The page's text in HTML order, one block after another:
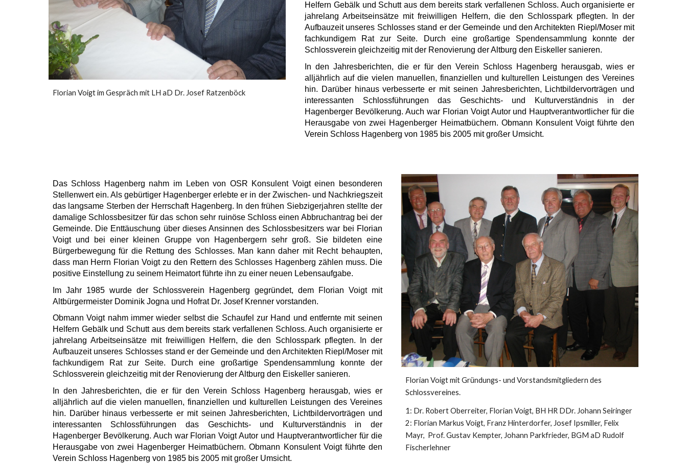
Florian Voigt im Gespräch mit LH aD Dr. Josef Ratzenböck
Helfern Gebälk und Schutt aus dem bereits stark verfallenen Schloss. Auch organisierte er
jahrelang Arbeitseinsätze mit freiwilligen Helfern, die den Schlosspark pflegten. In der
Aufbauzeit unseres Schlosses stand er der Gemeinde und den Architekten Riepl/Moser mit
fachkundigem Rat zur Seite. Durch eine großartige Spendensammlung konnte der
Schlossverein gleichzeitig mit der Renovierung der Altburg den Eiskeller sanieren.
In den Jahresberichten, die er für den Verein Schloss Hagenberg herausgab, wies er
alljährlich auf die vielen manuellen, finanziellen und kulturellen Leistungen des Vereines
hin. Darüber hinaus verbesserte er mit seinen Jahresberichten, Lichtbildervorträgen und
interessanten Schlossführungen das Geschichts- und Kulturverständnis in der
Hagenberger Bevölkerung. Auch war Florian Voigt Autor und Hauptverantwortlicher für die
Herausgabe von zwei Hagenberger Heimatbüchern. Obmann Konsulent Voigt führte den
Verein Schloss Hagenberg von 1985 bis 2005 mit großer Umsicht.
Das Schloss Hagenberg nahm im Leben von OSR Konsulent Voigt einen besonderen
Stellenwert ein. Als gebürtiger Hagenberger erlebte er in der Zwischen- und Nachkriegszeit
das langsame Sterben der Herrschaft Hagenberg. In den frühen Siebzigerjahren stellte der
damalige Schlossbesitzer für das schon sehr ruinöse Schloss einen Abbruchantrag bei der
Gemeinde. Die Enttäuschung über dieses Ansinnen des Schlossbesitzers war bei Florian
Voigt und bei einer kleinen Gruppe von Hagenbergern sehr groß. Sie bildeten eine
Bürgerbewegung für die Rettung des Schlosses. Man kann daher mit Recht behaupten,
dass man Herrn Florian Voigt zu den Rettern des Schlosses Hagenberg zählen muss. Die
positive Einstellung zu seinem Heimatort führte ihn zu einer neuen Lebensaufgabe.
Im Jahr 1985 wurde der Schlossverein Hagenberg gegründet, dem Florian Voigt mit
Altbürgermeister Dominik Jogna und Hofrat Dr. Josef Krenner vorstanden.
Obmann Voigt nahm immer wieder selbst die Schaufel zur Hand und entfernte mit seinen
Helfern Gebälk und Schutt aus dem bereits stark verfallenen Schloss. Auch organisierte er
jahrelang Arbeitseinsätze mit freiwilligen Helfern, die den Schlosspark pflegten. In der
Aufbauzeit unseres Schlosses stand er der Gemeinde und den Architekten Riepl/Moser mit
fachkundigem Rat zur Seite. Durch eine großartige Spendensammlung konnte der
Schlossverein gleichzeitig mit der Renovierung der Altburg den Eiskeller sanieren.
In den Jahresberichten, die er für den Verein Schloss Hagenberg herausgab, wies er
alljährlich auf die vielen manuellen, finanziellen und kulturellen Leistungen des Vereines
hin. Darüber hinaus verbesserte er mit seinen Jahresberichten, Lichtbildervorträgen und
interessanten Schlossführungen das Geschichts- und Kulturverständnis in der
Hagenberger Bevölkerung. Auch war Florian Voigt Autor und Hauptverantwortlicher für die
Herausgabe von zwei Hagenberger Heimatbüchern. Obmann Konsulent Voigt führte den
Verein Schloss Hagenberg von 1985 bis 2005 mit großer Umsicht.
Florian Voigt mit Gründungs- und Vorstandsmitgliedern des
Schlossvereines.
1: Dr. Robert Oberreiter, Florian Voigt, BH HR DDr. Johann Seiringer
2: Florian Markus Voigt, Franz Hinterdorfer, Josef Ipsmiller, Felix
Mayr,  Prof. Gustav Kempter, Johann Parkfrieder, BGM aD Rudolf
Fischerlehner